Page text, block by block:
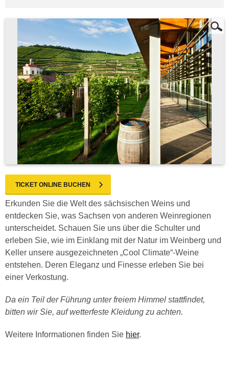
TICKET ONLINE BUCHEN
Erkunden Sie die Welt des sächsischen Weins und
entdecken Sie, was Sachsen von anderen Weinregionen
unterscheidet. Schauen Sie uns über die Schulter und
erleben Sie, wie im Einklang mit der Natur im Weinberg und
Keller unsere ausgezeichneten „Cool Climate“-Weine
entstehen. Deren Eleganz und Finesse erleben Sie bei
einer Verkostung.
Da ein Teil der Führung unter freiem Himmel stattfindet,
bitten wir Sie, auf wetterfeste Kleidung zu achten.
Weitere Informationen finden Sie hier.